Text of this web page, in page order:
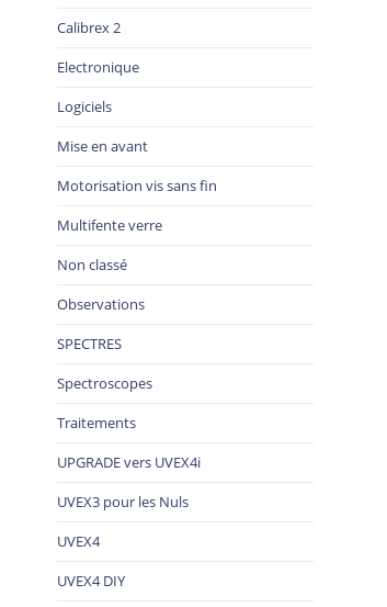
Calibrex 2
Electronique
Logiciels
Mise en avant
Motorisation vis sans fin
Multifente verre
Non classé
Observations
SPECTRES
Spectroscopes
Traitements
UPGRADE vers UVEX4i
UVEX3 pour les Nuls
UVEX4
UVEX4 DIY